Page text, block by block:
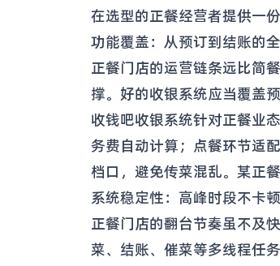
在选型的正餐经营者提供一份
功能覆盖：从预订到结账的
正餐门店的运营链条远比简
撑。好的收银系统应当覆盖
收钱吧收银系统针对正餐业
务费自动计算；点餐环节适
档口，避免传菜混乱。某正
系统稳定性：高峰时段不卡
正餐门店的翻台节奏虽不及
菜、结账、催菜等多线程任